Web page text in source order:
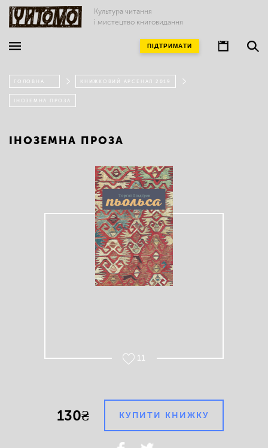
Культура читання
і мистецтво книговидання
ПІДТРИМАТИ
ГОЛОВНА КНИЖКОВИЙ АРСЕНАЛ 2019
ІНОЗЕМНА ПРОЗА
ІНОЗЕМНА ПРОЗА
11
130₴ КУПИТИ КНИЖКУ